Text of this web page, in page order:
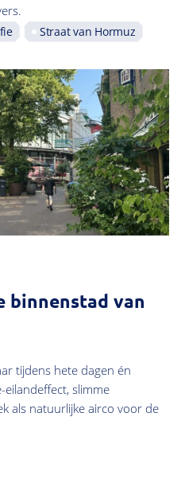
Straat van Hormuz
binnenstad van
tijdens hete dagen én
slimme
als natuurlijke airco voor de